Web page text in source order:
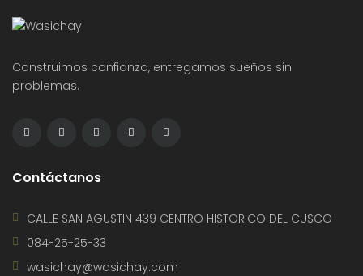
Construimos confianza, entregamos sueños sin
problemas.
Contáctanos
CALLE SAN AGUSTIN 439 CENTRO HISTORICO DEL CUSCO
084-25-25-33
wasichay@wasichay.com